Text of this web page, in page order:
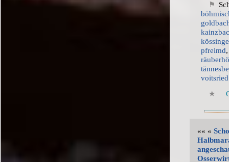
pfreimd
voitsried
«« «